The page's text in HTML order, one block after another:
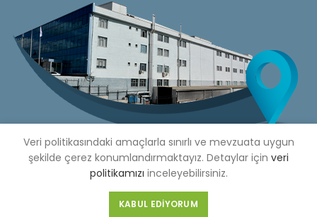
Copyright © 2020 Çetinkaya Pano |Çetinkaya Pano Fiyat
Listesi
Veri politikasındaki amaçlarla sınırlı ve mevzuata uygun
şekilde çerez konumlandırmaktayız. Detaylar için veri
politikamızı inceleyebilirsiniz.
KABUL EDIYORUM